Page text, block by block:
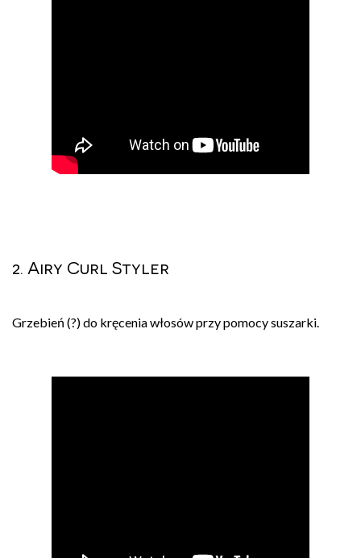
2. Airy Curl Styler
Grzebień (?) do kręcenia włosów przy pomocy suszarki.